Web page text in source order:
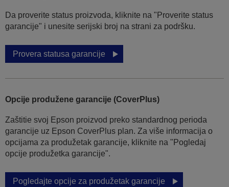
Da proverite status proizvoda, kliknite na "Proverite status
garancije" i unesite serijski broj na strani za podršku.
Provera statusa garancije
Opcije produžene garancije (CoverPlus)
Zaštitie svoj Epson proizvod preko standardnog perioda
garancije uz Epson CoverPlus plan. Za više informacija o
opcijama za produžetak garancije, kliknite na "Pogledaj
opcije produžetka garancije".
Pogledajte opcije za produžetak garancije